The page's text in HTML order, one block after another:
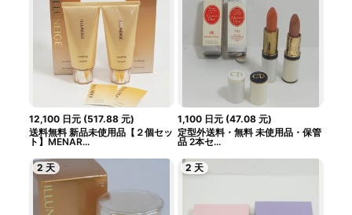
12,100 日元(517.88 元)
送料無料 新品未使用品【２個セッ
ト】MENAR...
1,100 日元 (47.08 元)
定型外送料・無料 未使用品・保管
品 2本セ...
2 天 2 天